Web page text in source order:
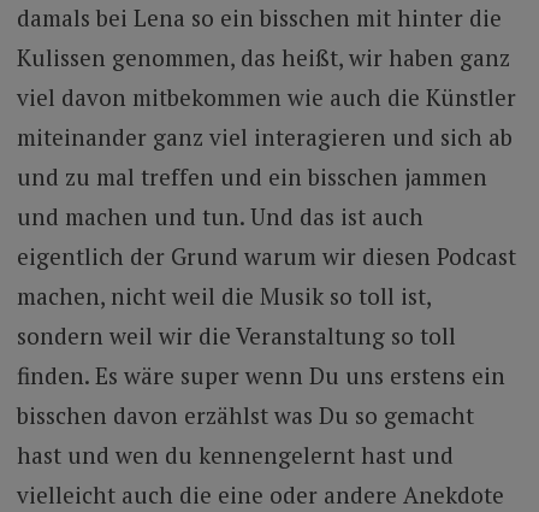
damals bei Lena so ein bisschen mit hinter die
Kulissen genommen, das heißt, wir haben ganz
viel davon mitbekommen wie auch die Künstler
miteinander ganz viel interagieren und sich ab
und zu mal treffen und ein bisschen jammen
und machen und tun. Und das ist auch
eigentlich der Grund warum wir diesen Podcast
machen, nicht weil die Musik so toll ist,
sondern weil wir die Veranstaltung so toll
finden. Es wäre super wenn Du uns erstens ein
bisschen davon erzählst was Du so gemacht
hast und wen du kennengelernt hast und
vielleicht auch die eine oder andere Anekdote